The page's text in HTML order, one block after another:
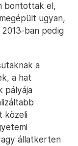
bontottak el,
ugyan,
ban pedig
a
a hat
pályája
közeli
állatkerten